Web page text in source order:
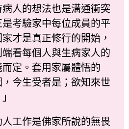
人的想法也是溝通衝突
考驗家中每位成員的平
才是真正修行的開始，
看每個人與生病家人的
定。套用家屬體悟的
今生受者是；欲知來世
工作是佛家所說的無畏